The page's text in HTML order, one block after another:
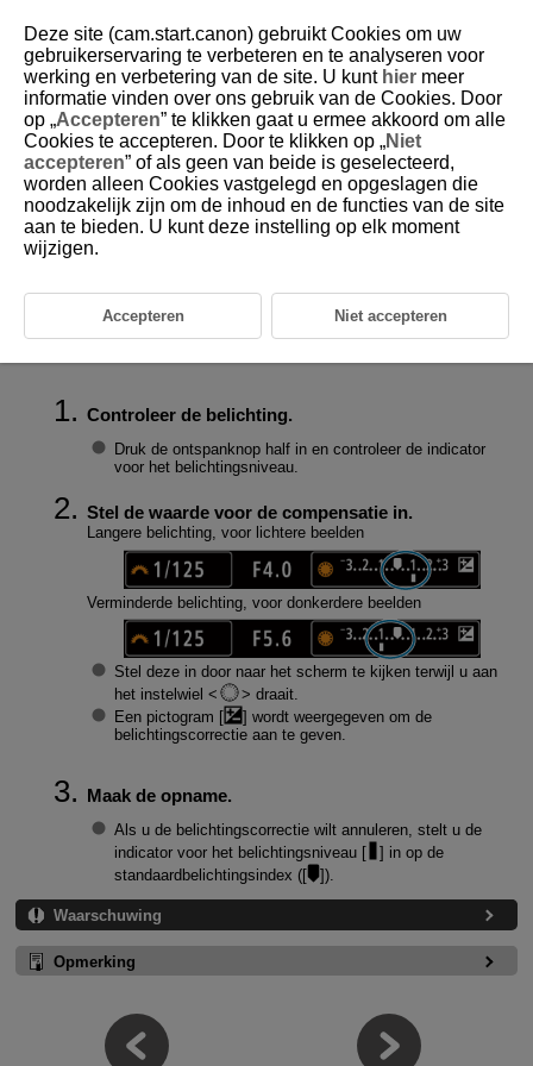
D180-058
Handmatige belichtingscorrectie
Belichtingscorrectie wordt gebruikt om de standaardbelichting die door
de camera is ingesteld lichter (langere belichting) of donkerder
(verminderde belichting) te maken.
Belichtingscorrectie is beschikbaar in de modi
en ISO Auto beide zijn ingesteld, en zieFv: AE met
Controleer de belichting.
Druk de ontspanknop half in en controleer de indicator
voor het belichtingsniveau.
Stel de waarde voor de compensatie in.
Langere belichting, voor lichtere beelden
Verminderde belichting, voor donkerdere beelden
Stel deze in door naar het scherm te kijken terwijl u aan
het instelwiel
draait.
Een pictogram [
] wordt weergegeven om de
belichtingscorrectie aan te geven.
Maak de opname.
Als u de belichtingscorrectie wilt annuleren, stelt u de
indicator voor het belichtingsniveau [
] in op de
standaardbelichtingsindex ([
]).
Waarschuwing
Opmerking
Deze site (cam.start.canon) gebruikt Cookies om uw
gebruikerservaring te verbeteren en te analyseren voor
werking en verbetering van de site. U kunt hier meer
informatie vinden over ons gebruik van de Cookies. Door
op „Accepteren” te klikken gaat u ermee akkoord om alle
Cookies te accepteren. Door te klikken op „Niet
accepteren” of als geen van beide is geselecteerd,
worden alleen Cookies vastgelegd en opgeslagen die
noodzakelijk zijn om de inhoud en de functies van de site
aan te bieden. U kunt deze instelling op elk moment
wijzigen.
Accepteren Niet accepteren